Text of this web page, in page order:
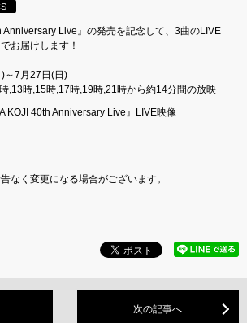
Anniversary Live』の発売を記念して、3曲のLIVE
お届けします！
～7月27日(日)
,13時,15時,17時,19時,21時から約14分間の放映
KOJI 40th Anniversary Live』LIVE映像
なく変更になる場合がございます。
次の記事へ